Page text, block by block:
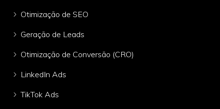
Otimização de SEO
Geração de Leads
Otimização de Conversão (CRO)
LinkedIn Ads
TikTok Ads